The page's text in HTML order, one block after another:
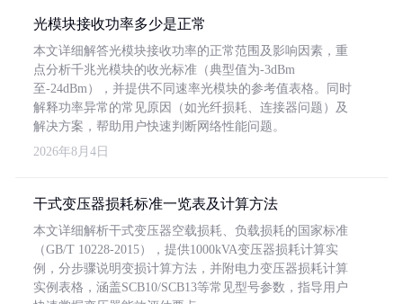
光模块接收功率多少是正常
本文详细解答光模块接收功率的正常范围及影响因素，重
点分析千兆光模块的收光标准（典型值为-3dBm
至-24dBm），并提供不同速率光模块的参考值表格。同时
解释功率异常的常见原因（如光纤损耗、连接器问题）及
解决方案，帮助用户快速判断网络性能问题。
2026年8月4日
干式变压器损耗标准一览表及计算方法
本文详细解析干式变压器空载损耗、负载损耗的国家标准
（GB/T 10228-2015），提供1000kVA变压器损耗计算实
例，分步骤说明变损计算方法，并附电力变压器损耗计算
实例表格，涵盖SCB10/SCB13等常见型号参数，指导用户